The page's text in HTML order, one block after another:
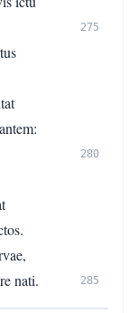
275
280
nati.
285